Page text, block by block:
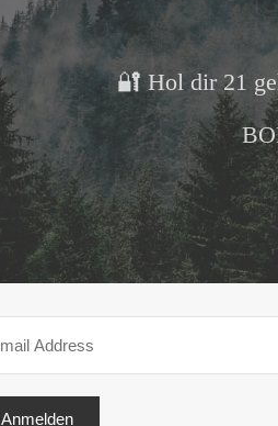
🔐 Hol dir 21
Anmelden